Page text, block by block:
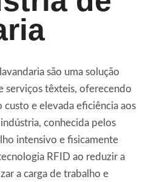
são uma solução
serviços têxteis, oferecendo
custo e elevada eficiência aos
conhecida pelos
intensivo e fisicamente
RFID ao reduzir a
a carga de trabalho e